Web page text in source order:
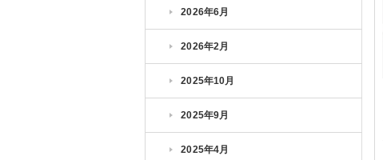
2026年6月
2026年2月
2025年10月
2025年9月
2025年4月